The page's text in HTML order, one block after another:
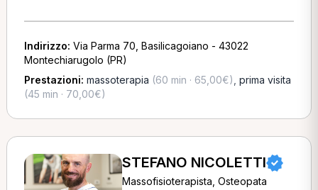
Indirizzo: Via Parma 70, Basilicagoiano - 43022
Montechiarugolo (PR)
Prestazioni: massoterapia (60 min · 65,00€) prima visita
(45 min · 70,00€)
STEFANO NICOLETTI
Massofisioterapista, Osteopata